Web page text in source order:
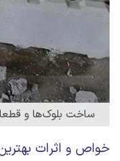
ساخت بلوک‌ها و
خواص و اثرات